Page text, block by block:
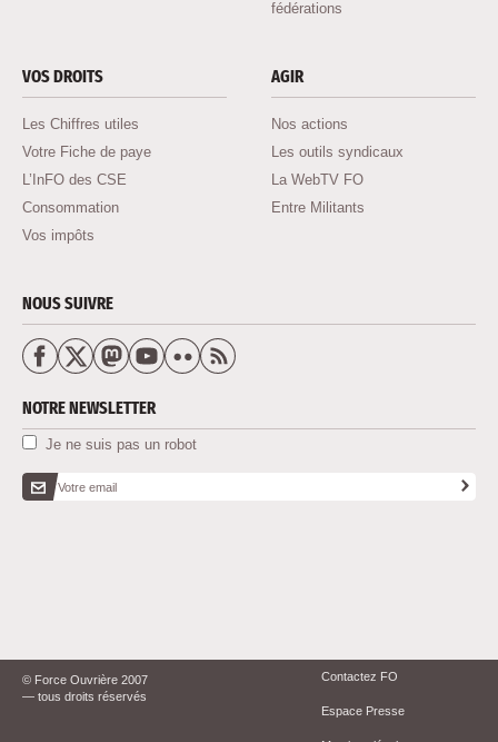
fédérations
VOS DROITS
Les Chiffres utiles
Votre Fiche de paye
L’InFO des CSE
Consommation
Vos impôts
AGIR
Nos actions
Les outils syndicaux
La WebTV FO
Entre Militants
NOUS SUIVRE
NOTRE NEWSLETTER
Je ne suis pas un robot
Votre email
© Force Ouvrière 2007
— tous droits réservés
Contactez FO
Espace Presse